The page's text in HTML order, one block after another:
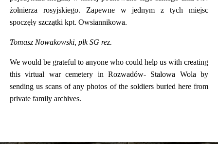
żołnierza rosyjskiego. Zapewne w jednym z tych miejsc
spoczęły szczątki kpt. Owsiannikowa.
Tomasz Nowakowski, płk SG rez.
We would be grateful to anyone who could help us with creating
this virtual war cemetery in Rozwadów- Stalowa Wola by
sending us scans of any photos of the soldiers buried here from
private family archives.